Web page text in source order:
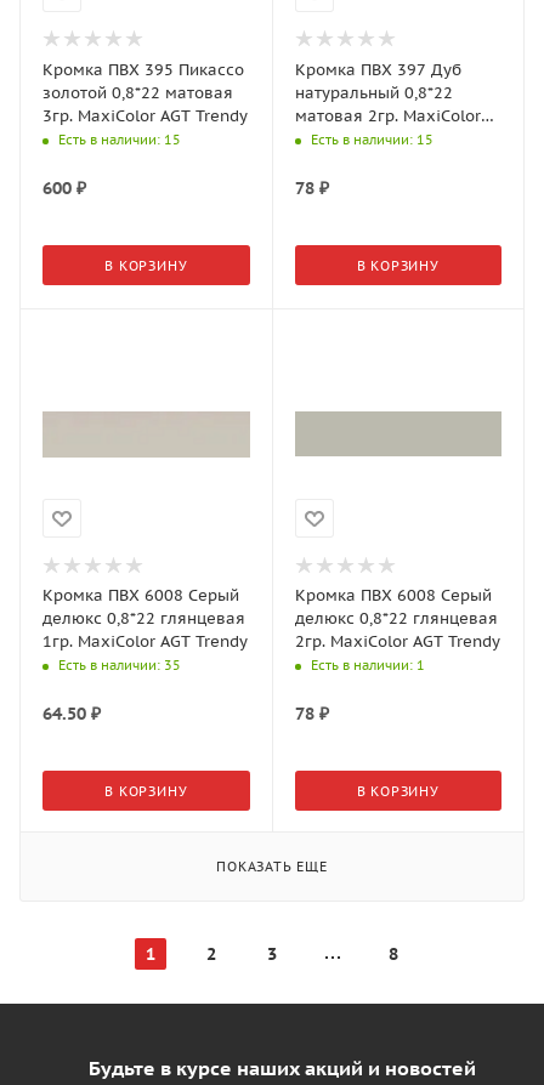
Кромка ПВХ 395 Пикассо
золотой 0,8*22 матовая
3гр. MaxiColor AGT Trendy
Есть в наличии: 15
600 ₽
В КОРЗИНУ
Кромка ПВХ 397 Дуб
натуральный 0,8*22
матовая 2гр. MaxiColor
AGT Trendy
Есть в наличии: 15
78₽
В КОРЗИНУ
Кромка ПВХ 6008 Серый
делюкс 0,8*22 глянцевая
1гр. MaxiColor AGT Trendy
Есть в наличии: 35
64.50 ₽
В КОРЗИНУ
Кромка ПВХ 6008 Серый
делюкс 0,8*22 глянцевая
2гр. MaxiColor AGT Trendy
Есть в наличии: 1
78₽
В КОРЗИНУ
ПОКАЗАТЬ ЕЩЕ
1 2 3 8
Будьте в курсе наших акций и новостей